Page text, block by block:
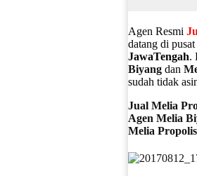
Agen Resmi
datang di
JawaTengah.
Biyang dan
sudah tidak
Jual Melia
Agen Melia
Melia Propolis